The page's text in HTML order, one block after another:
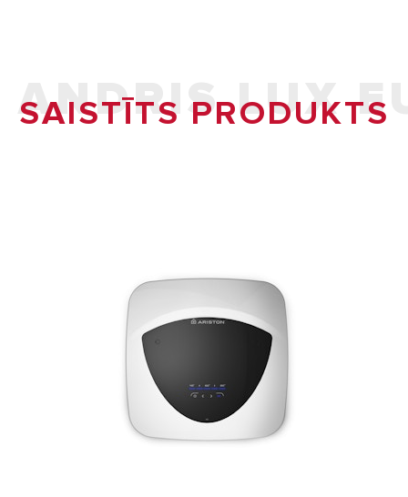
ANDRIS LUX
SAISTĪTS PRODUKTS